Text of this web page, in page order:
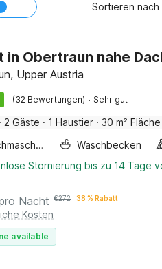
Sortieren nach
in Obertraun nahe
Upper Austria
(32 Bewertungen) · Sehr gut
· 2 Gäste · 1 Haustier · 30 m² Fläche
Waschmaschine
Waschbecken
Stornierung bis zu 14 Tage
Nacht €272 38 % Rabatt
Kosten
available